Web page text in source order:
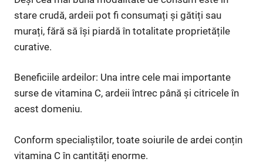
stare crudă, ardeii pot fi consumați și gătiți sau
murați, fără să își piardă în totalitate proprietățile
curative.
Beneficiile ardeilor: Una intre cele mai importante
surse de vitamina C, ardeii întrec până și citricele în
acest domeniu.
Conform specialiștilor, toate soiurile de ardei conțin
vitamina C în cantități enorme.